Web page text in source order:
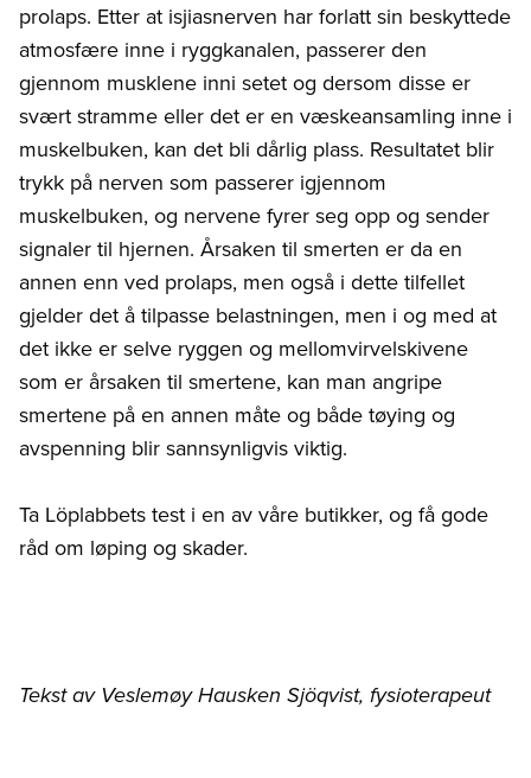
prolaps. Etter at isjiasnerven har forlatt sin beskyttede
atmosfære inne i ryggkanalen, passerer den
gjennom musklene inni setet og dersom disse er
svært stramme eller det er en væskeansamling inne i
muskelbuken, kan det bli dårlig plass. Resultatet blir
trykk på nerven som passerer igjennom
muskelbuken, og nervene fyrer seg opp og sender
signaler til hjernen. Årsaken til smerten er da en
annen enn ved prolaps, men også i dette tilfellet
gjelder det å tilpasse belastningen, men i og med at
det ikke er selve ryggen og mellomvirvelskivene
som er årsaken til smertene, kan man angripe
smertene på en annen måte og både tøying og
avspenning blir sannsynligvis viktig.
Ta Löplabbets test i en av våre butikker, og få gode
råd om løping og skader.
Tekst av Veslemøy Hausken Sjöqvist, fysioterapeut